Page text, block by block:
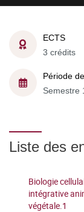
ECTS
3 crédits
Période
Semestre
Liste des
Biologie
intégrative
végétale.1